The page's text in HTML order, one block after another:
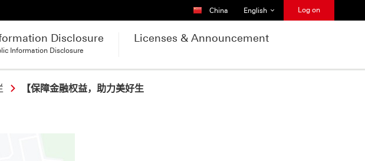
Country Selector
China Language Selector
English Log on
Disclosure
Information Disclosure
Licenses & Announcement
【保障金融权益，助力美好生